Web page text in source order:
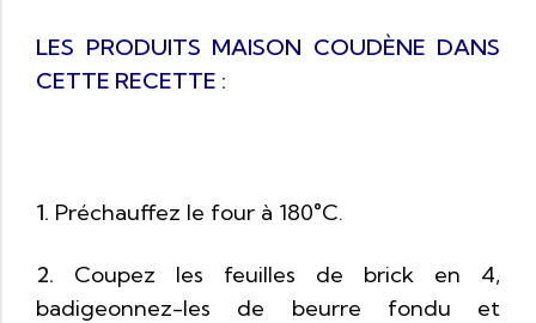
LES PRODUITS MAISON COUDÈNE DANS
CETTE RECETTE :
1. Préchauffez le four à 180°C.
2. Coupez les feuilles de brick en 4,
badigeonnez-les de beurre fondu et